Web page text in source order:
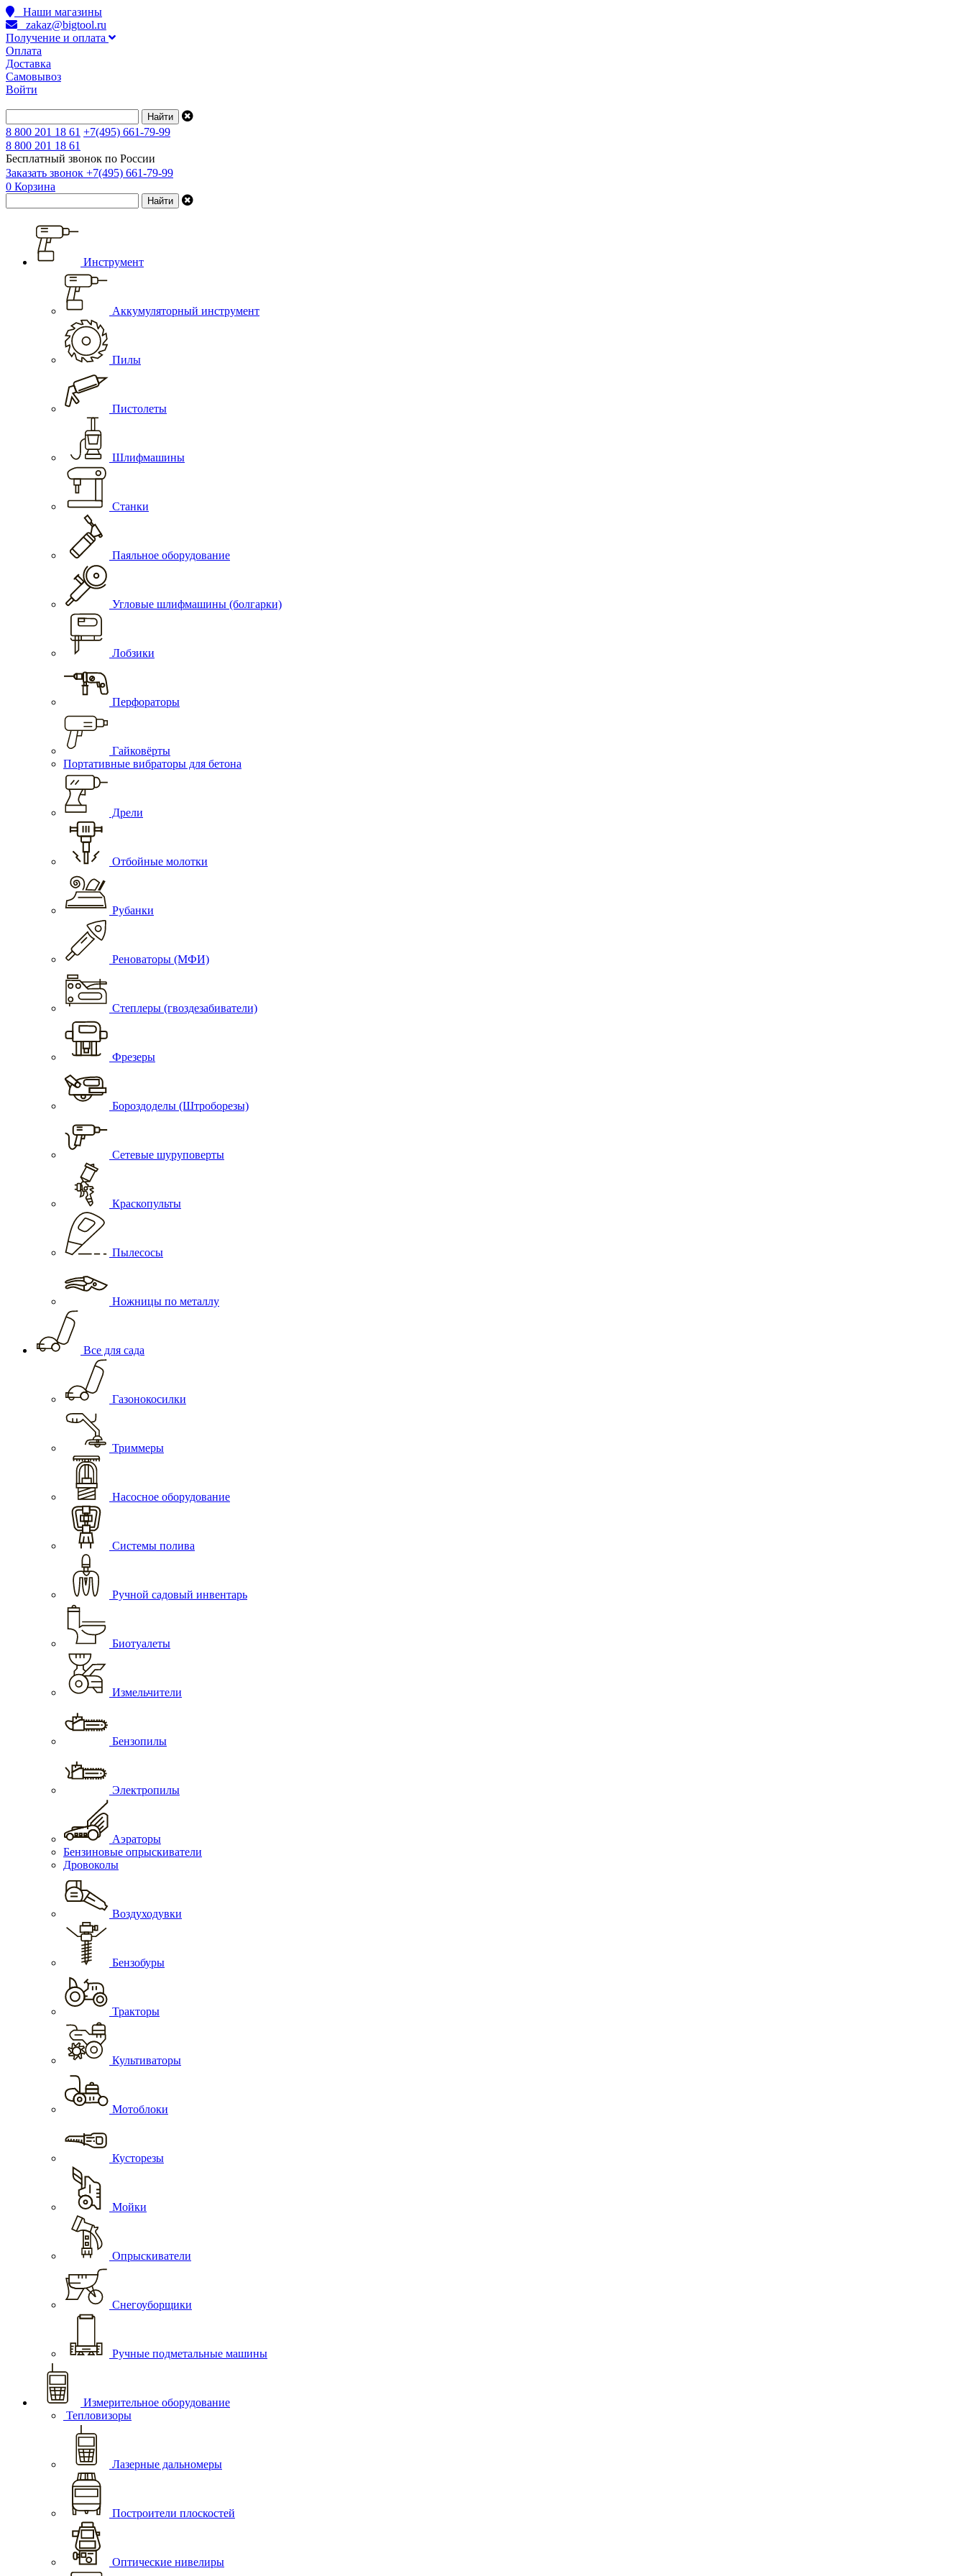
Наши магазины
zakaz@bigtool.ru
Получение и оплата
Оплата
Доставка
Самовывоз
Войти
8 800 201 18 61 +7(495) 661-79-99
8 800 201 18 61
Бесплатный звонок по России
Заказать звонок +7(495) 661-79-99
0 Корзина
Инструмент
Аккумуляторный инструмент
Пилы
Пистолеты
Шлифмашины
Станки
Паяльное оборудование
Угловые шлифмашины (болгарки)
Лобзики
Перфораторы
Гайковёрты
Портативные вибраторы для бетона
Дрели
Отбойные молотки
Рубанки
Реноваторы (МФИ)
Степлеры (гвоздезабиватели)
Фрезеры
Бороздоделы (Штроборезы)
Сетевые шуруповерты
Краскопульты
Пылесосы
Ножницы по металлу
Все для сада
Газонокосилки
Триммеры
Насосное оборудование
Системы полива
Ручной садовый инвентарь
Биотуалеты
Измельчители
Бензопилы
Электропилы
Аэраторы
Бензиновые опрыскиватели
Дровоколы
Воздуходувки
Бензобуры
Тракторы
Культиваторы
Мотоблоки
Кусторезы
Мойки
Опрыскиватели
Снегоуборщики
Ручные подметальные машины
Измерительное оборудование
Тепловизоры
Лазерные дальномеры
Построители плоскостей
Оптические нивелиры